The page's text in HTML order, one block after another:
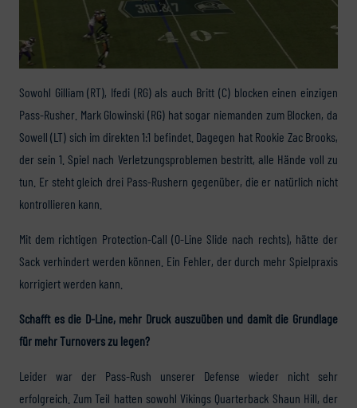
Sowohl Gilliam (RT), Ifedi (RG) als auch Britt (C) blocken einen einzigen
Pass-Rusher. Mark Glowinski (RG) hat sogar niemanden zum Blocken, da
Sowell (LT) sich im direkten 1:1 befindet. Dagegen hat Rookie Zac Brooks,
der sein 1. Spiel nach Verletzungsproblemen bestritt, alle Hände voll zu
tun. Er steht gleich drei Pass-Rushern gegenüber, die er natürlich nicht
kontrollieren kann.
Mit dem richtigen Protection-Call (O-Line Slide nach rechts), hätte der
Sack verhindert werden können. Ein Fehler, der durch mehr Spielpraxis
korrigiert werden kann.
Schafft es die D-Line, mehr Druck auszuüben und damit die Grundlage
für mehr Turnovers zu legen?
Leider war der Pass-Rush unserer Defense wieder nicht sehr
erfolgreich. Zum Teil hatten sowohl Vikings Quarterback Shaun Hill, der